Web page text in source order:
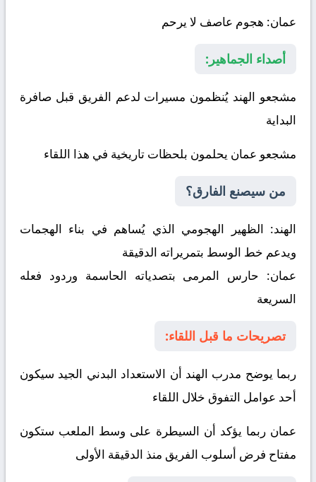
عمان: هجوم عاصف لا يرحم
أصداء الجماهير:
مشجعو الهند يُنظمون مسيرات لدعم الفريق قبل صافرة
البداية
مشجعو عمان يحلمون بلحظات تاريخية في هذا اللقاء
من سيصنع الفارق؟
الهند: الظهير الهجومي الذي يُساهم في بناء الهجمات
ويدعم خط الوسط بتمريراته الدقيقة
عمان: حارس المرمى بتصدياته الحاسمة وردود فعله
السريعة
تصريحات ما قبل اللقاء:
ربما يوضح مدرب الهند أن الاستعداد البدني الجيد سيكون
أحد عوامل التفوق خلال اللقاء
عمان ربما يؤكد أن السيطرة على وسط الملعب ستكون
مفتاح فرض أسلوب الفريق منذ الدقيقة الأولى